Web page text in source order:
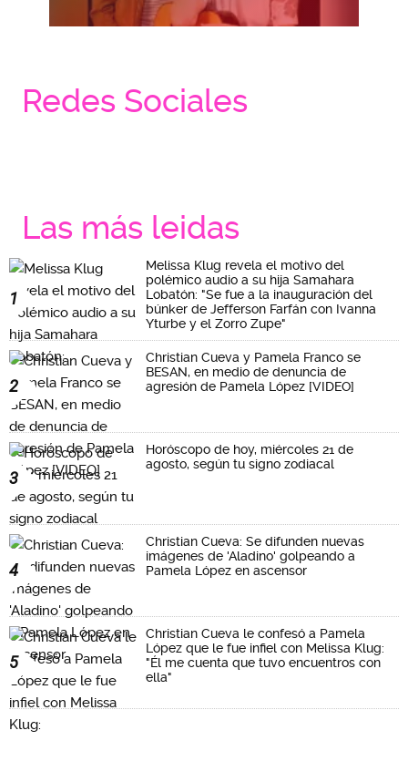
Redes Sociales
Las más leidas
1
Melissa Klug revela el motivo del
polémico audio a su hija Samahara
Lobatón: "Se fue a la inauguración del
búnker de Jefferson Farfán con Ivanna
Yturbe y el Zorro Zupe"
2
Christian Cueva y Pamela Franco se
BESAN, en medio de denuncia de
agresión de Pamela López [VIDEO]
3
Horóscopo de hoy, miércoles 21 de
agosto, según tu signo zodiacal
4
Christian Cueva: Se difunden nuevas
imágenes de 'Aladino' golpeando a
Pamela López en ascensor
5
Christian Cueva le confesó a Pamela
López que le fue infiel con Melissa Klug:
"Él me cuenta que tuvo encuentros con
ella"